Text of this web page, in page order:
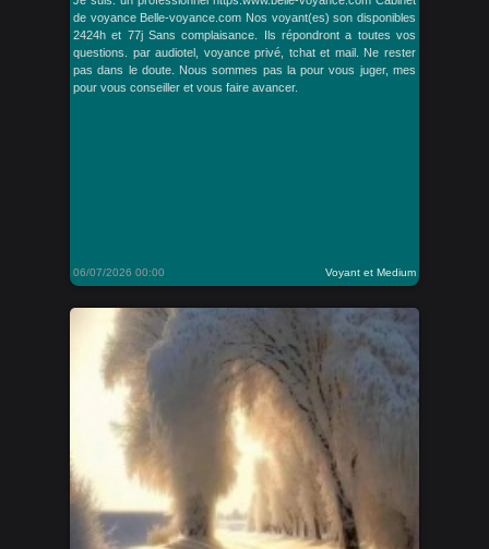
de voyance Belle-voyance.com Nos voyant(es) son disponibles
2424h et 77j Sans complaisance. Ils répondront a toutes vos
questions. par audiotel, voyance privé, tchat et mail. Ne rester
pas dans le doute. Nous sommes pas la pour vous juger, mes
pour vous conseiller et vous faire avancer.
06/07/2026 00:00 Voyant et Medium